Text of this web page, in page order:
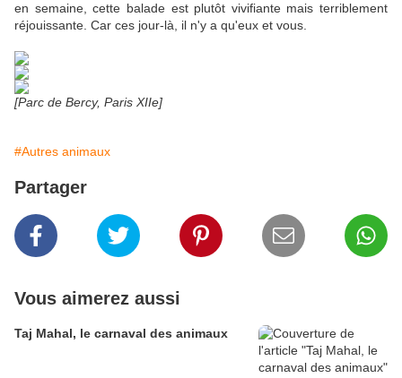
en semaine, cette balade est plutôt vivifiante mais terriblement
réjouissante. Car ces jour-là, il n'y a qu'eux et vous.
[Parc de Bercy, Paris XIIe]
#Autres animaux
Partager
Vous aimerez aussi
Taj Mahal, le carnaval des animaux